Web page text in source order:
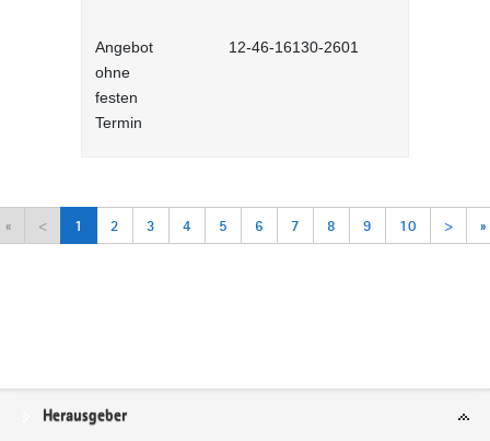
Angebot
ohne
festen
Termin
12-46-16130-2601
« < 1 2 3 4 5 6 7 8 9 10 > »
Service
Herausgeber